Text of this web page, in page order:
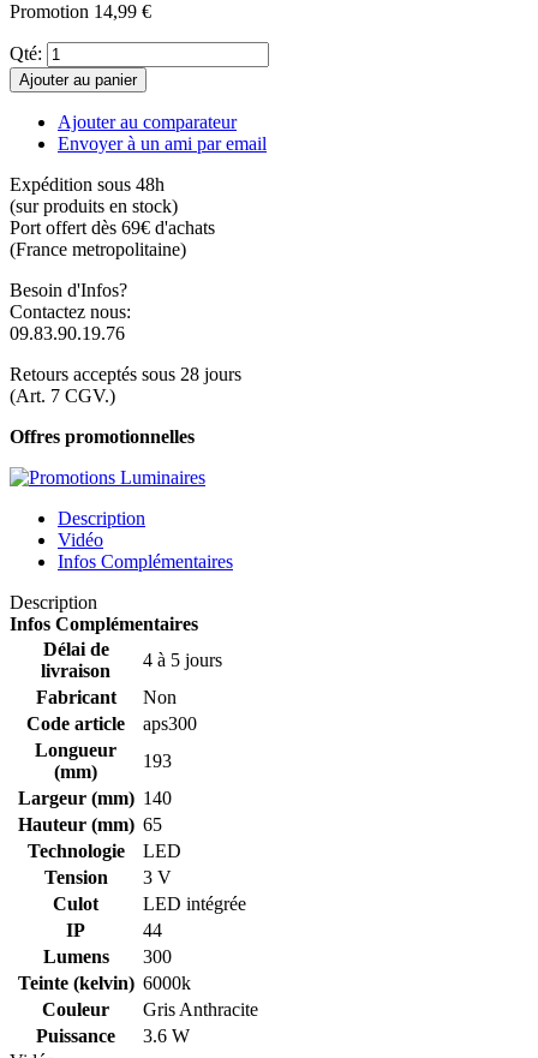
Promotion 14,99 €
Qté:
Ajouter au panier
Ajouter au comparateur
Envoyer à un ami par email
Expédition sous 48h
(sur produits en stock)
Port offert dès 69€ d'achats
(France metropolitaine)
Besoin d'Infos?
Contactez nous:
09.83.90.19.76
Retours acceptés sous 28 jours
(Art. 7 CGV.)
Offres promotionnelles
Description
Vidéo
Infos Complémentaires
Description
Infos Complémentaires
Délai de
livraison
4 à 5 jours
Fabricant
Non
Code article
aps300
Longueur
(mm)
193
Largeur (mm) 140
Hauteur (mm) 65
Technologie
LED
Tension
3 V
Culot
LED intégrée
IP
44
Lumens
300
Teinte (kelvin) 6000k
Couleur
Gris Anthracite
Puissance
3.6 W